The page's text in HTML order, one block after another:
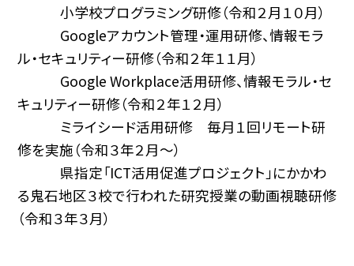
小学校プログラミング研修（令和２月１０月）
Googleアカウント管理・運用研修、情報モラ
ル・セキュリティー研修（令和２年１１月）
Google Workplace活用研修、情報モラル・セ
キュリティー研修（令和２年１２月）
ミライシード活用研修 毎月１回リモート研
修を実施（令和３年２月〜）
県指定「ICT活用促進プロジェクト」にかかわ
る鬼石地区３校で行われた研究授業の動画視聴研修
（令和３年３月）